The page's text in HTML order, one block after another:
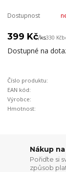
Dostupnost
399 Kč/ks330 Kč
Dostupné na
Číslo produktu:
EAN kód:
Výrobce:
Hmotnost:
Nákup
Pořiďte si
způsob